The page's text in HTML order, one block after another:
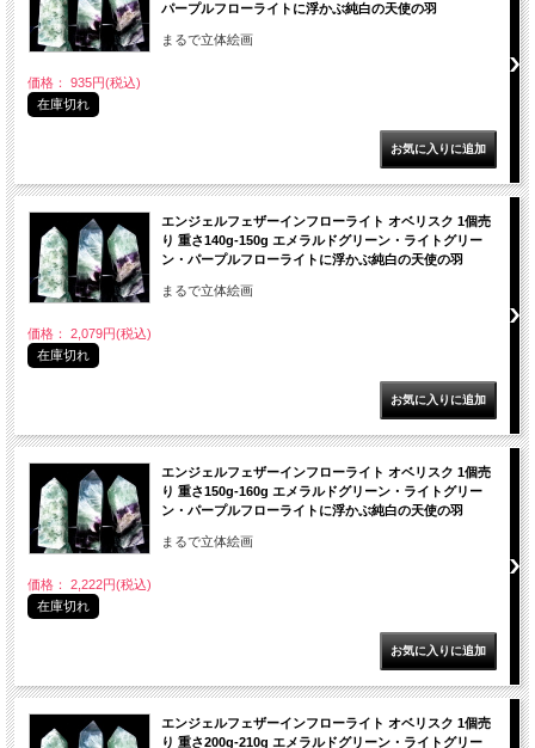
パープルフローライトに浮かぶ純白の天使の羽
まるで立体絵画
価格： 935円(税込)
在庫切れ
エンジェルフェザーインフローライト オベリスク 1個売
り 重さ140g-150g エメラルドグリーン・ライトグリー
ン・パープルフローライトに浮かぶ純白の天使の羽
まるで立体絵画
価格： 2,079円(税込)
在庫切れ
エンジェルフェザーインフローライト オベリスク 1個売
り 重さ150g-160g エメラルドグリーン・ライトグリー
ン・パープルフローライトに浮かぶ純白の天使の羽
まるで立体絵画
価格： 2,222円(税込)
在庫切れ
エンジェルフェザーインフローライト オベリスク 1個売
り 重さ200g-210g エメラルドグリーン・ライトグリー